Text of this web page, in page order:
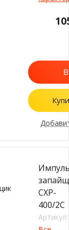
CXP-
400/2C
Артикул: